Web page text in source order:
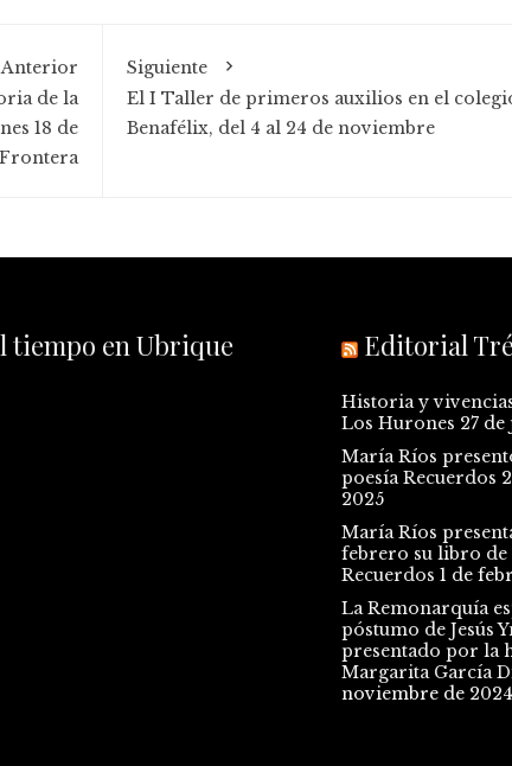
Anterior
de la
18 de
Siguiente
El I Taller de primeros auxilios en el
Benafélix, del 4 al 24 de noviembre
tiempo en Ubrique Editorial
Historia y
Los Hurones 27
María Ríos
poesía Recuerdos
2025
María Ríos
febrero su libro de
Recuerdos 1 de
La Remonarquía
póstumo de Jesús
presentado por la
Margarita García
noviembre de 2024